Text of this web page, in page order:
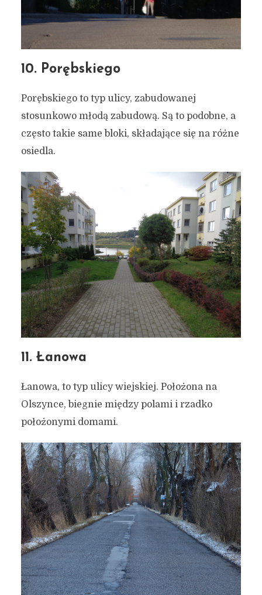
10. Porębskiego
Porębskiego to typ ulicy, zabudowanej
stosunkowo młodą zabudową. Są to podobne, a
często takie same bloki, składające się na różne
osiedla.
11. Łanowa
Łanowa, to typ ulicy wiejskiej. Położona na
Olszynce, biegnie między polami i rzadko
położonymi domami.